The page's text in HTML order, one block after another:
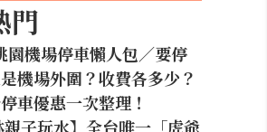
門
園機場停車懶人包／要停
機場外圍？收費各多少？
車優惠一次整理！
親子玩水】全台唯一「虎爺